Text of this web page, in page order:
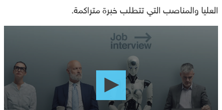
العليا والمناصب التي تتطلب خبرة متراكمة.
seconds